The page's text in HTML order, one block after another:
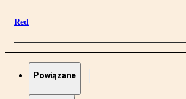
Red
Powiązane